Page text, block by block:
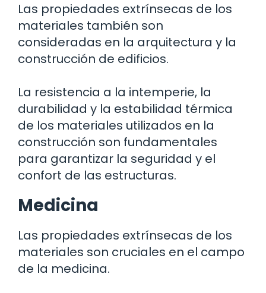
Las propiedades extrínsecas de los
materiales también son
consideradas en la arquitectura y la
construcción de edificios.
La resistencia a la intemperie, la
durabilidad y la estabilidad térmica
de los materiales utilizados en la
construcción son fundamentales
para garantizar la seguridad y el
confort de las estructuras.
Medicina
Las propiedades extrínsecas de los
materiales son cruciales en el campo
de la medicina.